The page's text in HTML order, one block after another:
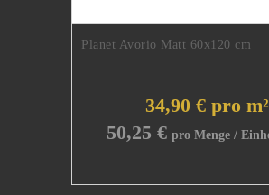
Planet Avorio Matt 60x120 cm
34,90 € pro m²
50,25 €